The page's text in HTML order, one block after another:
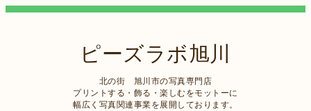
ピーズラボ旭川
北の街 旭川市の写真専門店
プリントする・飾る・楽しむをモットーに
幅広く写真関連事業を展開しております。